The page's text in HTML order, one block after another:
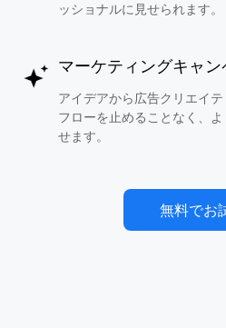
ッショナルに見せられます。
マーケティングキャン
アイデアから広告クリエイ
フローを止めることなく、
せます。
無料でお